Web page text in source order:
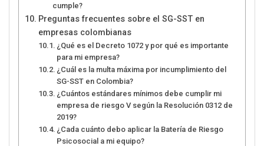
cumple?
Preguntas frecuentes sobre el SG-SST en
empresas colombianas
¿Qué es el Decreto 1072 y por qué es importante
para mi empresa?
¿Cuál es la multa máxima por incumplimiento del
SG-SST en Colombia?
¿Cuántos estándares mínimos debe cumplir mi
empresa de riesgo V según la Resolución 0312 de
2019?
¿Cada cuánto debo aplicar la Batería de Riesgo
Psicosocial a mi equipo?